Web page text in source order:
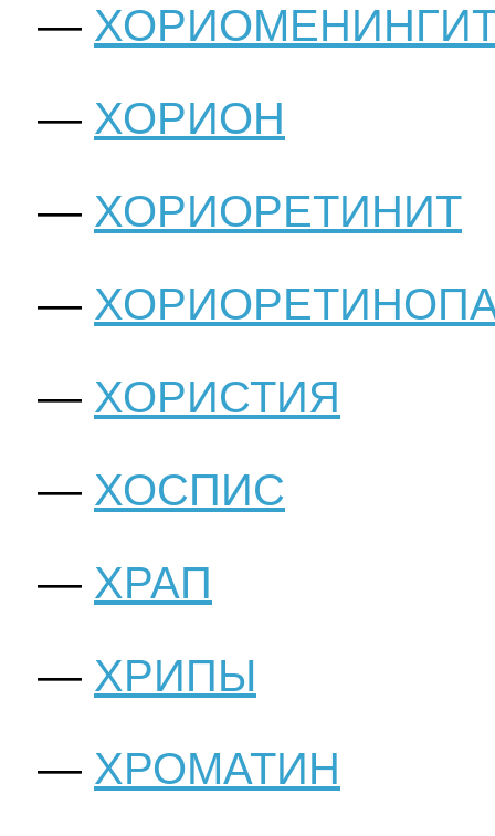
ХОРИОН
ХОРИОРЕТИНИТ
ХОРИСТИЯ
ХОСПИС
ХРАП
ХРИПЫ
ХРОМАТИН